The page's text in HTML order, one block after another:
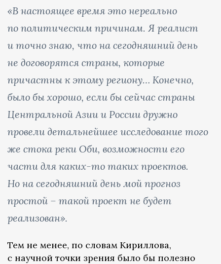
«В настоящее время это нереально
по политическим причинам. Я реалист
и точно знаю, что на сегодняшний день
не договорятся страны, которые
причастны к этому региону… Конечно,
было бы хорошо, если бы сейчас страны
Центральной Азии и России дружно
провели детальнейшее исследование того
же стока реки Оби, возможности его
части для каких-то таких проектов.
Но на сегодняшний день мой прогноз
простой – такой проект не будет
реализован».
Тем не менее, по словам Кириллова,
с научной точки зрения было бы полезно